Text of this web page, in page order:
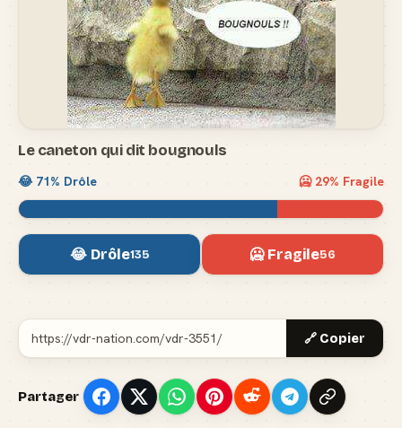
Le caneton qui dit bougnouls
😂 71% Drôle 🥶 29% Fragile
😂 Drôle135 🥶 Fragile56
🔗 Copier
Partager